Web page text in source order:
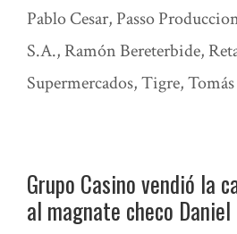
Pablo Cesar, Passo
S.A., Ramón Bereterbide,
Supermercados,Tigre,
Grupo Casino vendió la
al magnate checo